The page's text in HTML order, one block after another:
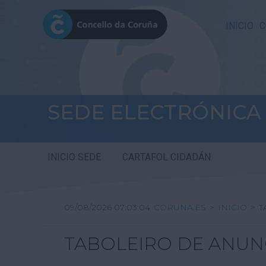
INICIO
SEDE ELECTRÓNICA
INICIO SEDE CARTAFOL CIDADÁN
09/08/2026 07:03:04 CORUNA.ES > INICIO >
TABOLEIRO DE